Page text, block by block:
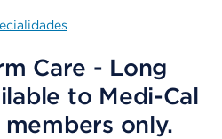
Care - Long
to Medi-Cal
only.